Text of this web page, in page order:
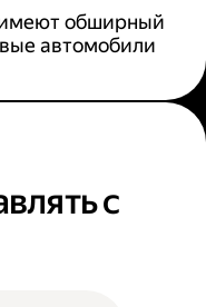
обширный
автомобили
с